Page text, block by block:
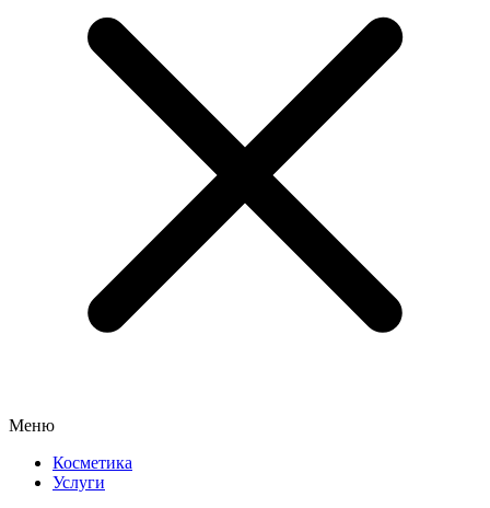
Меню
Косметика
Услуги